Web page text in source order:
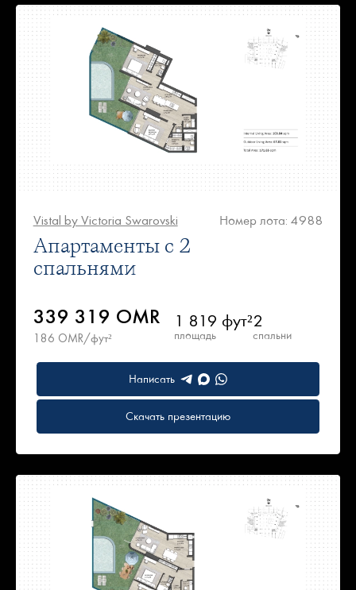
Vistal by Victoria Swarovski Номер лота: 4988
Апартаменты с 2
спальнями
339 319 OMR
186 OMR/фут²
1 819 фут²
площадь
2
спальни
Написать
Скачать презентацию